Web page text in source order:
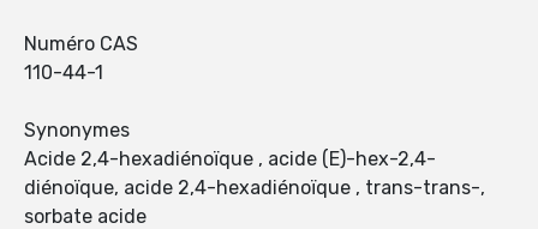
Numéro CAS
110-44-1
Synonymes
Acide 2,4-hexadiénoïque , acide (E)-hex-2,4-
diénoïque, acide 2,4-hexadiénoïque , trans-trans-,
sorbate acide